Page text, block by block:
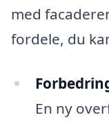
med
fordele, du
En ny